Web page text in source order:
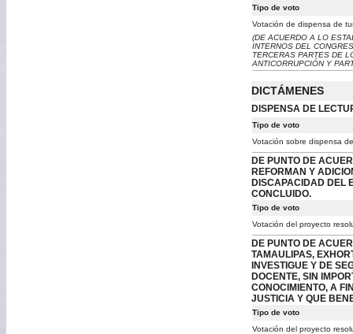
Tipo de voto
Votación de dispensa de
(DE ACUERDO A LO
INTERNOS DEL
TERCERAS PARTES DE
ANTICORRUPCIÓN Y
DICTÁMENES
DISPENSA DE
Tipo de voto
Votación sobre dispensa
DE PUNTO DE
REFORMAN Y
DISCAPACIDAD DEL
CONCLUIDO.
Tipo de voto
Votación del proyecto
DE PUNTO DE
TAMAULIPAS,
INVESTIGUE Y DE
DOCENTE, SIN
CONOCIMIENTO, A
JUSTICIA Y QUE
Tipo de voto
Votación del proyecto